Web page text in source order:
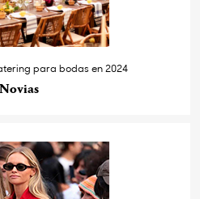
para bodas en 2024
Novias